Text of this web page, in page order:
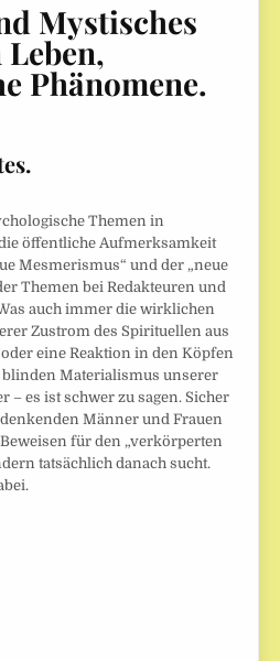
Mystisches
Phänomene.
Themen in
öffentliche Aufmerksamkeit
Mesmerismus“ und der „neue
Themen bei Redakteuren und
auch immer die wirklichen
Zustrom des Spirituellen aus
eine Reaktion in den Köpfen
blinden Materialismus unserer
– es ist schwer zu sagen. Sicher
Männer und Frauen
für den „verkörperten
tatsächlich danach sucht.